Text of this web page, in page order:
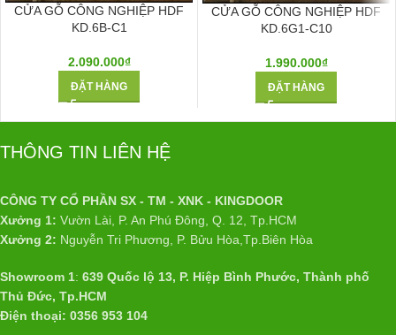
CỬA GỖ CÔNG NGHIỆP HDF
KD.6B-C1
2.090.000₫
ĐẶT HÀNG
CỬA GỖ CÔNG NGHIỆP HDF
KD.6G1-C10
1.990.000₫
ĐẶT HÀNG
THÔNG TIN LIÊN HỆ
CÔNG TY CỔ PHẦN SX - TM - XNK - KINGDOOR
Xưởng 1: Vườn Lài, P. An Phú Đông, Q. 12, Tp.HCM
Xưởng 2: Nguyễn Tri Phương, P. Bửu Hòa,Tp.Biên Hòa
Showroom 1: 639 Quốc lộ 13, P. Hiệp Bình Phước, Thành phố
Thủ Đức, Tp.HCM
Điện thoại: 0356 953 104